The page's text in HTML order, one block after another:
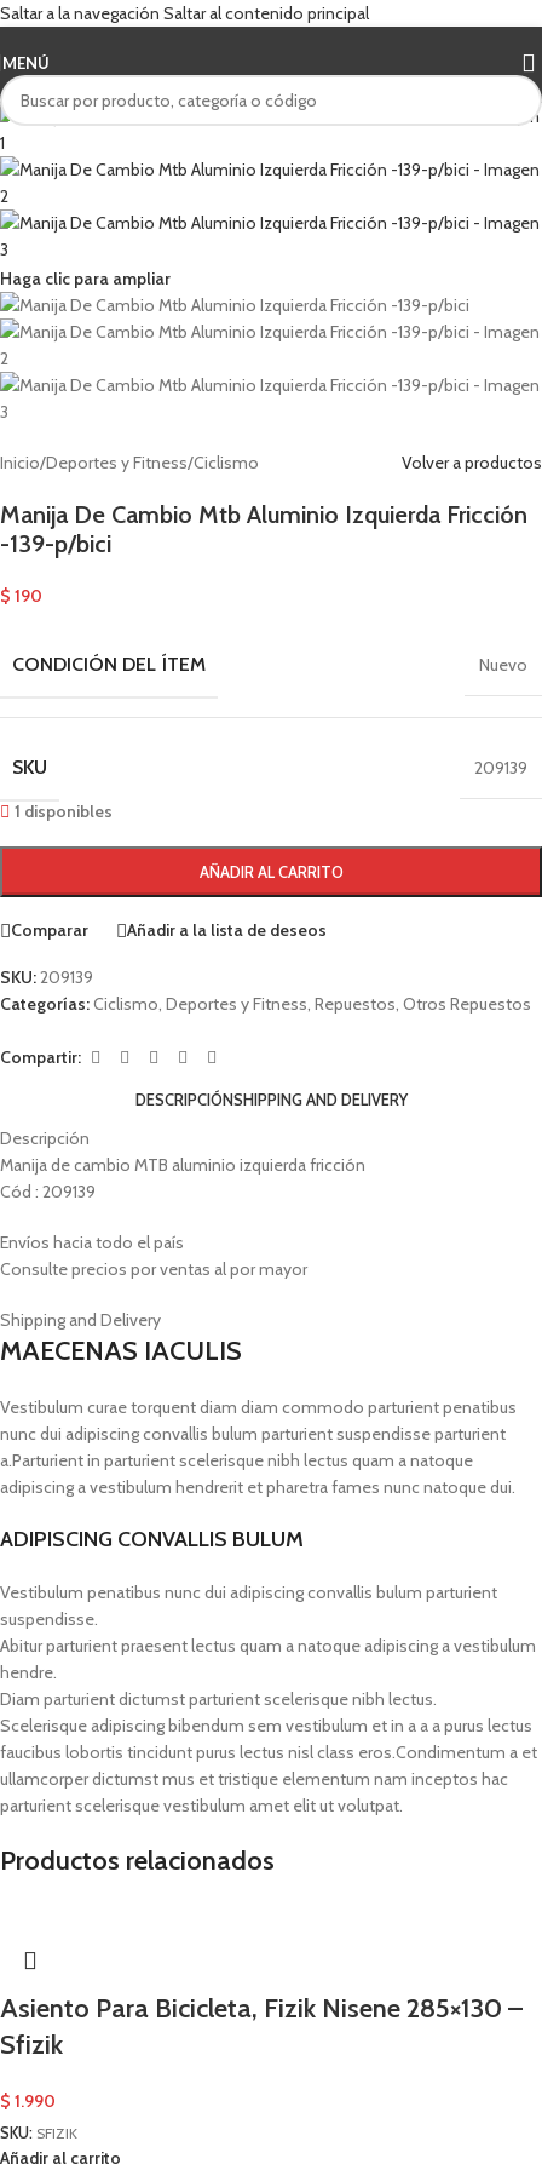
Saltar a la navegación Saltar al contenido principal
MENÚ
Haga clic para ampliar
Inicio/Deportes y Fitness/Ciclismo Volver a productos
Manija De Cambio Mtb Aluminio Izquierda Fricción
-139-p/bici
$ 190
CONDICIÓN DEL ÍTEM Nuevo
SKU
209139
1 disponibles
AÑADIR AL CARRITO
Comparar Añadir a la lista de deseos
SKU:209139
Categorías:Ciclismo Deportes y Fitness Repuestos Otros Repuestos
Compartir:
DESCRIPCIÓNSHIPPING AND DELIVERY
Descripción
Manija de cambio MTB aluminio izquierda fricción
Cód : 209139
Envíos hacia todo el país
Consulte precios por ventas al por mayor
Shipping and Delivery
MAECENAS IACULIS
Vestibulum curae torquent diam diam commodo parturient penatibus
nunc dui adipiscing convallis bulum parturient suspendisse parturient
a.Parturient in parturient scelerisque nibh lectus quam a natoque
adipiscing a vestibulum hendrerit et pharetra fames nunc natoque dui.
ADIPISCING CONVALLIS BULUM
Vestibulum penatibus nunc dui adipiscing convallis bulum parturient
suspendisse.
Abitur parturient praesent lectus quam a natoque adipiscing a vestibulum
hendre.
Diam parturient dictumst parturient scelerisque nibh lectus.
Scelerisque adipiscing bibendum sem vestibulum et in a a a purus lectus
faucibus lobortis tincidunt purus lectus nisl class eros.Condimentum a et
ullamcorper dictumst mus et tristique elementum nam inceptos hac
parturient scelerisque vestibulum amet elit ut volutpat.
Productos relacionados
Asiento Para Bicicleta, Fizik Nisene 285×130 –
Sfizik
$ 1.990
SKU: SFIZIK
Añadir al carrito